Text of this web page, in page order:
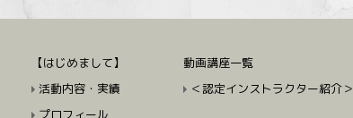
【はじめまして】
活動内容・実績
プロフィール
動画講座一覧
＜認定インストラクター紹介＞